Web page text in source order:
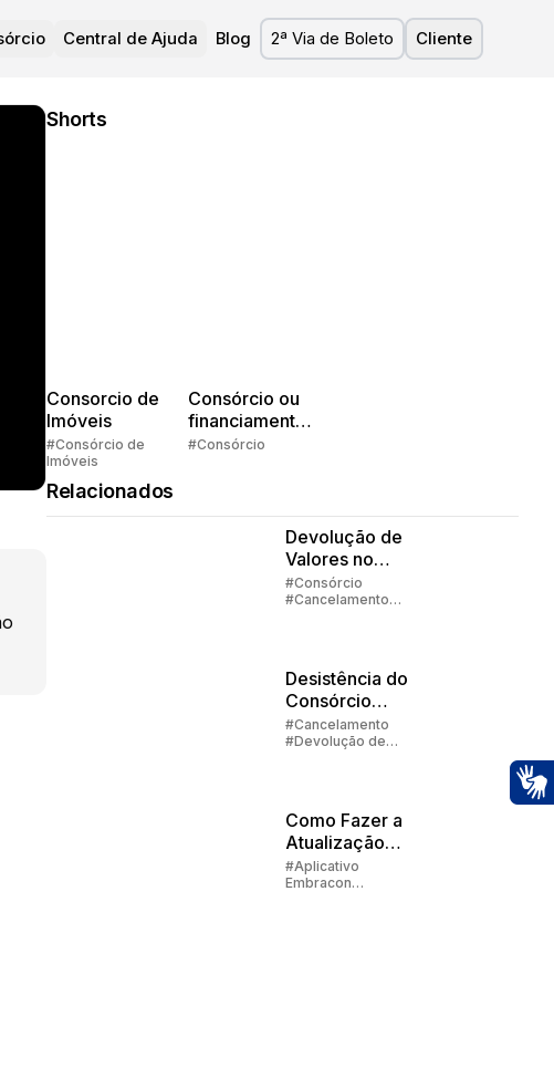
Central de Ajuda Blog 2ª Via de Boleto Cliente
Shorts
Consorcio de
Imóveis
#Consórcio de
Imóveis
Consórcio ou
financiamento?
Quem pensa
#Consórcio
Relacionados
Devolução de
Valores no
Consórcio -
Parte 1
#Consórcio
#Cancelamento
Desistência do
Consórcio
Parte 2 |
Devolução de
#Cancelamento
#Devolução de
Como Fazer a
Atualização
Cadastral na
Embracon
#Aplicativo
Embracon